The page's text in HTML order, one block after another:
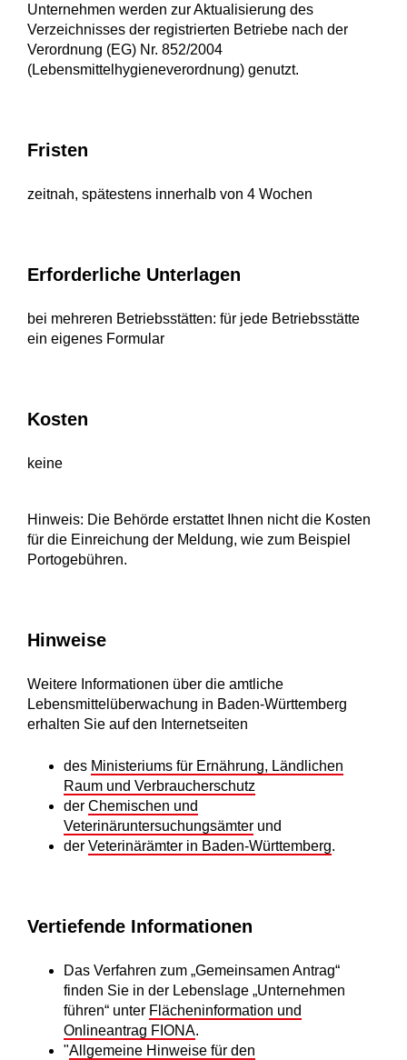
Unternehmen werden zur Aktualisierung des
Verzeichnisses der registrierten Betriebe nach der
Verordnung (EG) Nr. 852/2004
(Lebensmittelhygieneverordnung) genutzt.
Fristen
zeitnah, spätestens innerhalb von 4 Wochen
Erforderliche Unterlagen
bei mehreren Betriebsstätten: für jede Betriebsstätte
ein eigenes Formular
Kosten
keine
Hinweis: Die Behörde erstattet Ihnen nicht die Kosten
für die Einreichung der Meldung, wie zum Beispiel
Portogebühren.
Hinweise
Weitere Informationen über die amtliche
Lebensmittelüberwachung in Baden-Württemberg
erhalten Sie auf den Internetseiten
des Ministeriums für Ernährung, Ländlichen
Raum und Verbraucherschutz
der Chemischen und
Veterinäruntersuchungsämter und
der Veterinärämter in Baden-Württemberg.
Vertiefende Informationen
Das Verfahren zum „Gemeinsamen Antrag“
finden Sie in der Lebenslage „Unternehmen
führen“ unter Flächeninformation und
Onlineantrag FIONA.
"Allgemeine Hinweise für den